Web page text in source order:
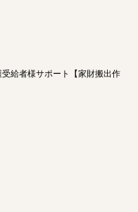
給者様サポート【家財搬出作